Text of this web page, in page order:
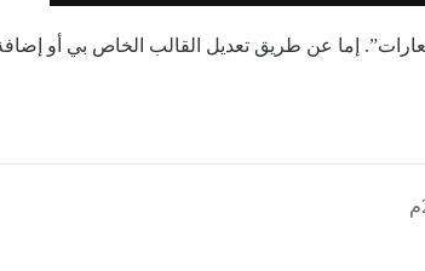
إما عن طريق تعديل القالب الخاص بي أو